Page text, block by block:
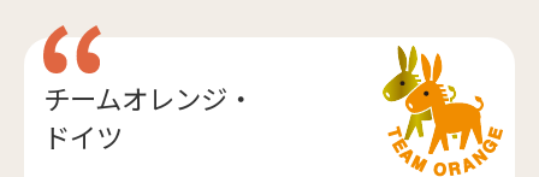
チームオレンジ・
ドイツ